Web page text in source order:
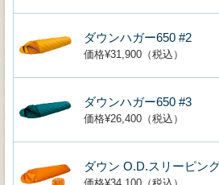
ダウンハガー650 #2
価格¥31,900（税込）
ダウンハガー650 #3
価格¥26,400（税込）
ダウン O.D.スリーピン